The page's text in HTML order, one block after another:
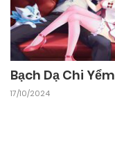
Bạch Dạ Chi Yểm
17/10/2024